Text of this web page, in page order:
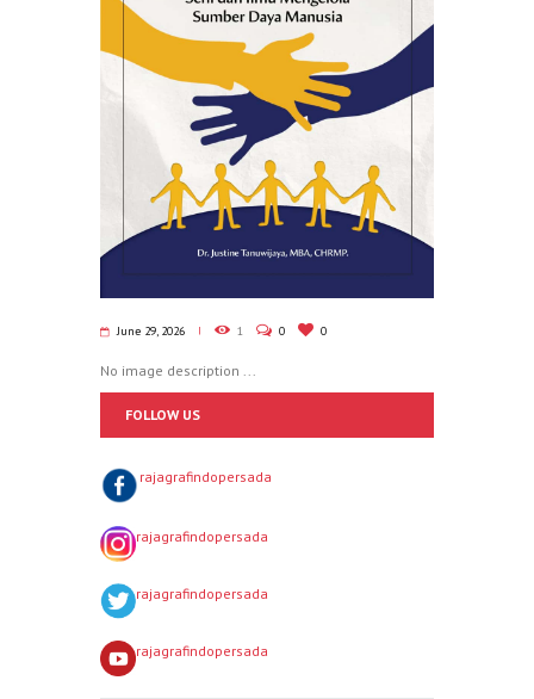
June 29, 2026 1 0 0
No image description ...
FOLLOW US
rajagrafindopersada
rajagrafindopersada
rajagrafindopersada
rajagrafindopersada